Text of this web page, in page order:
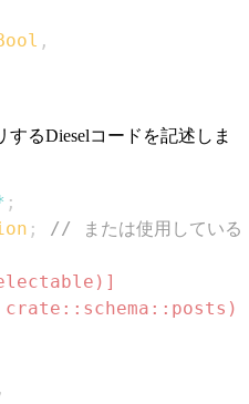
,
るDieselコードを記述しま
;
; // または使用している
,